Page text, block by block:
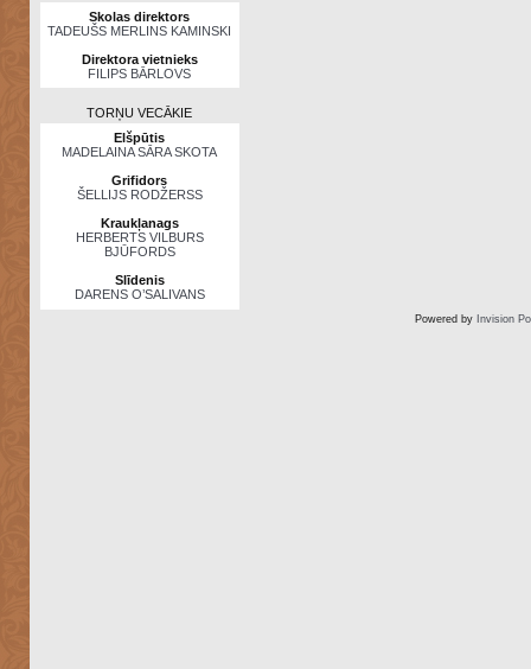
Skolas direktors
TADEUŠS MERLINS KAMINSKI
Direktora vietnieks
FILIPS BĀRLOVS
TORŅU VECĀKIE
Elšpūtis
MADELAINA SĀRA SKOTA
Grifidors
ŠELLIJS RODŽERSS
Kraukļanags
HERBERTS VILBURS
BJŪFORDS
Slīdenis
DARENS O’SALIVANS
Powered by Invision